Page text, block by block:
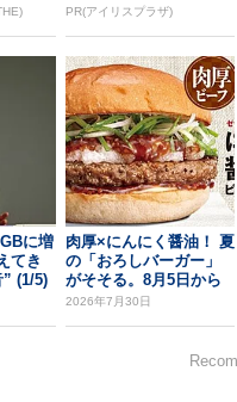
PR(アイリスプラザ)
に増
てき
(1/5)
肉厚×にんにく醤油！ 夏
の「おろしバーガー」
がそそる。8月5日から
2026年7月30日